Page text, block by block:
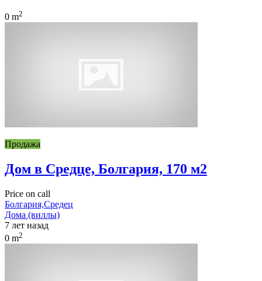
0 m2
Продажа
Дом в Средце, Болгария, 170 м2
Price on call
Болгария,Средец
Дома (виллы)
7 лет назад
0 m2